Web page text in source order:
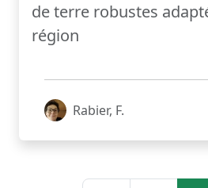
de terre robustes
région
Rabier, F.